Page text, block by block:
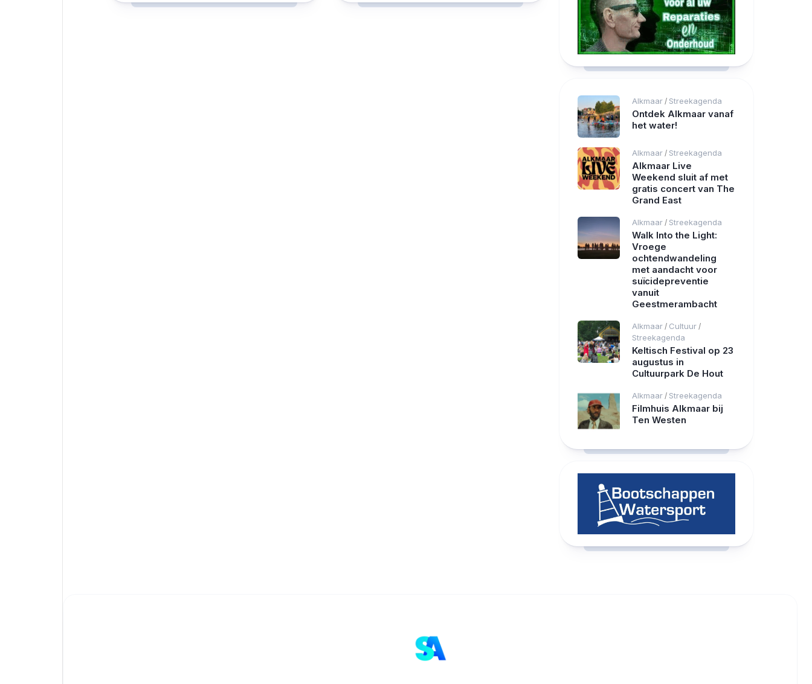
Alkmaar / Streekagenda
Ontdek Alkmaar vanaf
het water!
Alkmaar / Streekagenda
Alkmaar Live
Weekend sluit af met
gratis concert van The
Grand East
Alkmaar / Streekagenda
Walk Into the Light:
Vroege
ochtendwandeling
met aandacht voor
suïcidepreventie
vanuit
Geestmerambacht
Alkmaar / Cultuur /
Streekagenda
Keltisch Festival op 23
augustus in
Cultuurpark De Hout
Alkmaar / Streekagenda
Filmhuis Alkmaar bij
Ten Westen